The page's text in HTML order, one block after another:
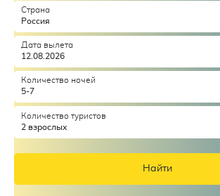
Страна
Россия
Дата вылета
12.08.2026
Количество ночей
5-7
Количество туристов
2 взрослых
Найти